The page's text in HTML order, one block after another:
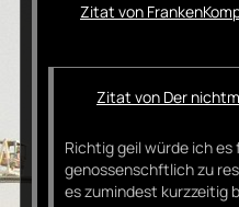
Zitat von
Zitat von Der
Richtig geil würde ich es
genossenschftlich zu
es zumindest kurzzeitig